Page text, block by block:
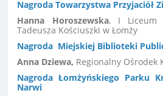
Nagroda Towarzystwa Przyjaciół
Hanna Horoszewska, I Liceum
Tadeusza Kościuszki w Łomży
Nagroda Miejskiej Biblioteki
Anna Dziewa, Regionalny Ośrodek
Nagroda Łomżyńskiego Parku
Narwi